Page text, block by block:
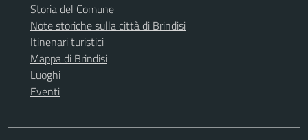
Storia del Comune
Note storiche sulla città di Brindisi
Itinenari turistici
Mappa di Brindisi
Luoghi
Eventi